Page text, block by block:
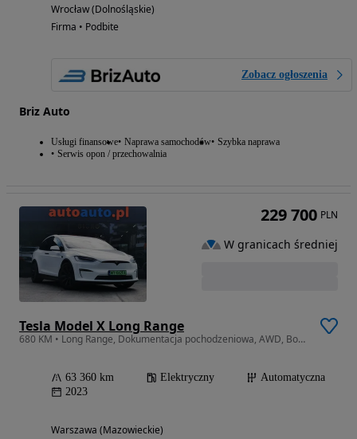
Wrocław (Dolnośląskie)
Firma • Podbite
Zobacz ogłoszenia
Briz Auto
Usługi finansowe Naprawa samochodów Szybka naprawa
Serwis opon / przechowalnia
Tesla Model X Long Range
680 KM • Long Range, Dokumentacja pochodzeniowa, AWD, Bogate wyposażenie , Prze
63 360 km Elektryczny
Automatyczna
2023
Warszawa (Mazowieckie)
229 700 PLN
W granicach średniej